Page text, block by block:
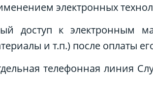
электронных
доступ к электронным
и т.п.) после оплаты
телефонная линия